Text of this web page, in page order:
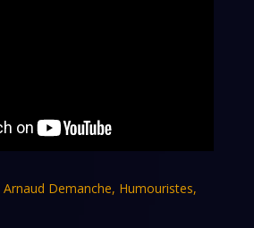
Arnaud Demanche, Humouristes,